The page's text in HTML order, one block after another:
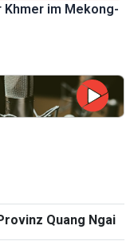
im Mekong-
Quang Ngai